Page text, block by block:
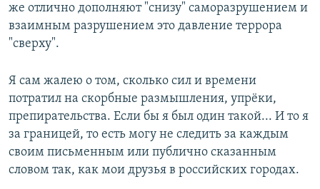
же отлично дополняют "снизу" саморазрушением и
взаимным разрушением это давление террора
"сверху".
Я сам жалею о том, сколько сил и времени
потратил на скорбные размышления, упрёки,
препирательства. Если бы я был один такой... И то я
за границей, то есть могу не следить за каждым
своим письменным или публично сказанным
словом так, как мои друзья в российских городах.